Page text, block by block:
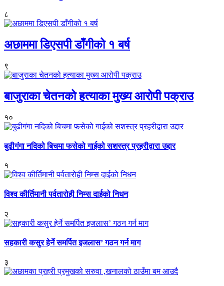
८
अछाममा डिएसपी डाँगीको १ बर्ष
९
बाजुराका चेतनको हत्याका मुख्य आरोपी पक्राउ
१०
बुढीगंगा नदिको बिचमा फसेको गाईको सशस्त्र प्रहरीद्वारा उद्दार
१
विश्व कीर्तिमानी पर्वतारोही निम्स दाईको निधन
२
सहकारी कसुर हेर्ने समर्पित इजलास’ गठन गर्न माग
३